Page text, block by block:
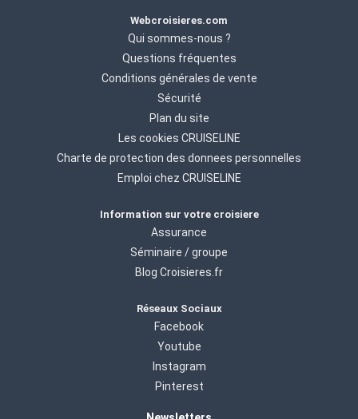
Webcroisieres.com
Qui sommes-nous ?
Questions fréquentes
Conditions générales de vente
Sécurité
Plan du site
Les cookies CRUISELINE
Charte de protection des donnees personnelles
Emploi chez CRUISELINE
Information sur votre croisiere
Assurance
Séminaire / groupe
Blog Croisieres.fr
Réseaux Sociaux
Facebook
Youtube
Instagram
Pinterest